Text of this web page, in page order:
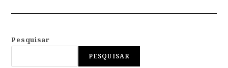
Pesquisar
PESQUISAR